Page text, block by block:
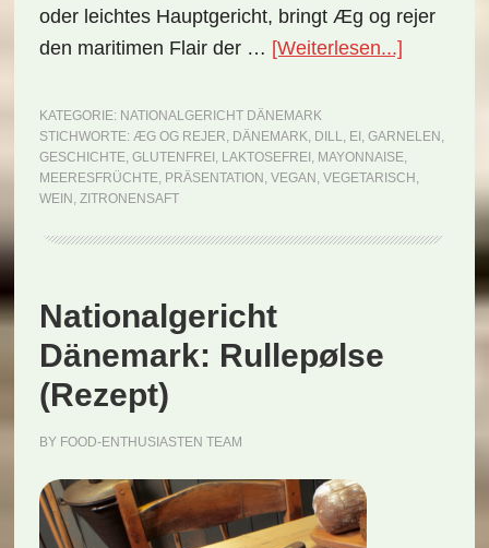
oder leichtes Hauptgericht, bringt Æg og rejer
den maritimen Flair der … [Weiterlesen...]
og
rejer
(Rezept)
KATEGORIE: NATIONALGERICHT DÄNEMARK
STICHWORTE: ÆG OG REJER, DÄNEMARK, DILL, EI , GARNELEN ,
GESCHICHTE, GLUTENFREI , LAKTOSEFREI , MAYONNAISE,
MEERESFRÜCHTE, PRÄSENTATION , VEGAN , VEGETARISCH ,
WEIN , ZITRONENSAFT
Nationalgericht
Dänemark: Rullepølse
(Rezept)
BY FOOD-ENTHUSIASTEN TEAM